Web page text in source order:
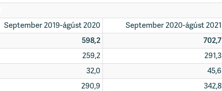
September 2019-ágúst 2020 September 2020-ágúst 2021
598,2 702,7
259,2 291,3
32,0 45,6
290,9 342,8